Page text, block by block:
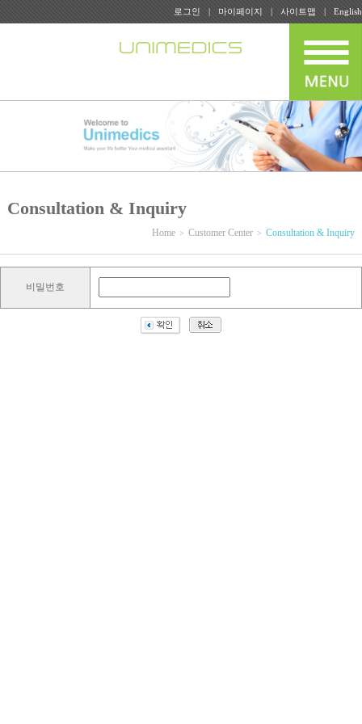
로그인 마이페이지 사이트맵 English
Consultation & Inquiry
Home Customer Center Consultation & Inquiry
비밀번호